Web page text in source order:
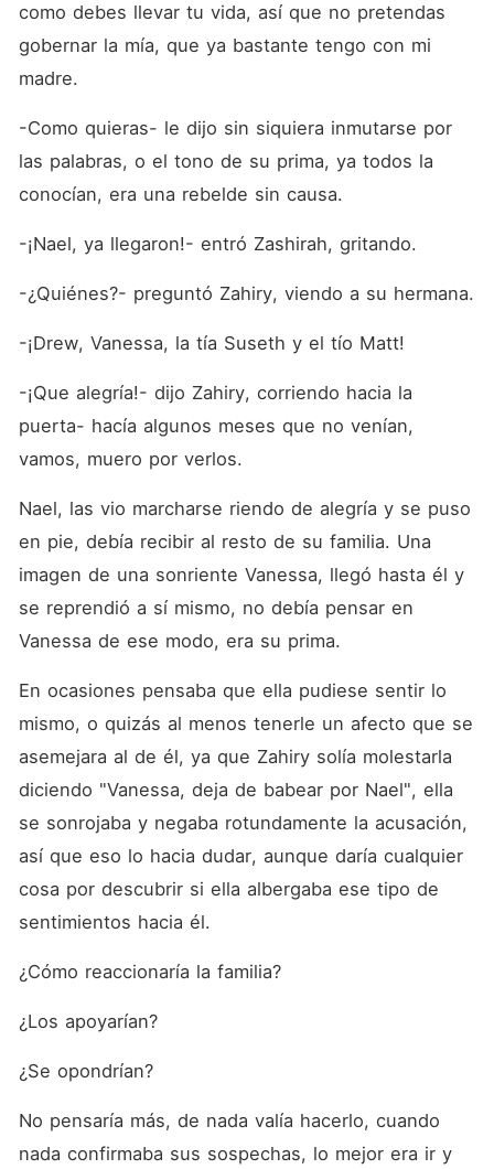
como debes llevar tu vida, así que no pretendas
gobernar la mía, que ya bastante tengo con mi
madre.
-Como quieras- le dijo sin siquiera inmutarse por
las palabras, o el tono de su prima, ya todos la
conocían, era una rebelde sin causa.
-¡Nael, ya llegaron!- entró Zashirah, gritando.
-¿Quiénes?- preguntó Zahiry, viendo a su hermana.
-¡Drew, Vanessa, la tía Suseth y el tío Matt!
-¡Que alegría!- dijo Zahiry, corriendo hacia la
puerta- hacía algunos meses que no venían,
vamos, muero por verlos.
Nael, las vio marcharse riendo de alegría y se puso
en pie, debía recibir al resto de su familia. Una
imagen de una sonriente Vanessa, llegó hasta él y
se reprendió a sí mismo, no debía pensar en
Vanessa de ese modo, era su prima.
En ocasiones pensaba que ella pudiese sentir lo
mismo, o quizás al menos tenerle un afecto que se
asemejara al de él, ya que Zahiry solía molestarla
diciendo "Vanessa, deja de babear por Nael", ella
se sonrojaba y negaba rotundamente la acusación,
así que eso lo hacia dudar, aunque daría cualquier
cosa por descubrir si ella albergaba ese tipo de
sentimientos hacia él.
¿Cómo reaccionaría la familia?
¿Los apoyarían?
¿Se opondrían?
No pensaría más, de nada valía hacerlo, cuando
nada confirmaba sus sospechas, lo mejor era ir y